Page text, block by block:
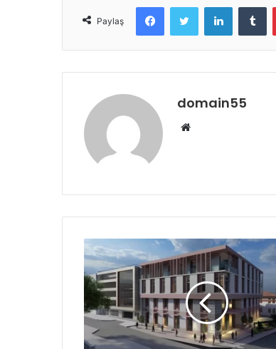
Paylaş
FacebookTwitter LinkedIn
domain55
Web